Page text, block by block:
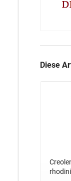
Diese